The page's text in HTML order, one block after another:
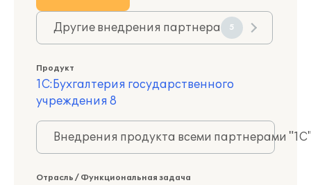
Другие внедрения партнера 5
Продукт
1С:Бухгалтерия государственного
учреждения 8
Внедрения продукта всеми партнерами
Отрасль / Функциональная задача